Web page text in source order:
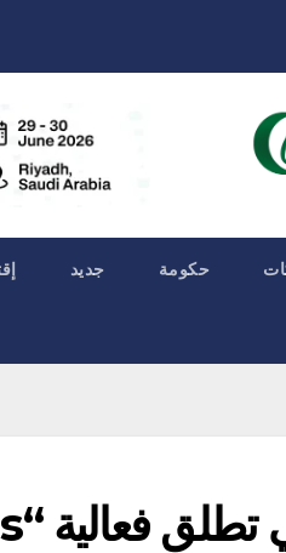
حكومة جديد